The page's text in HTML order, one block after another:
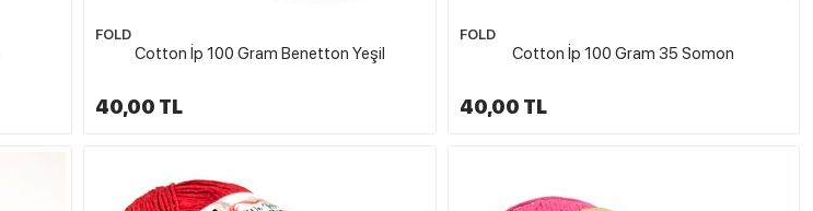
FOLD
Cotton İp 100 Gram Benetton Yeşil
40,00 TL
FOLD
Cotton İp 100 Gram 35 Somon
40,00 TL